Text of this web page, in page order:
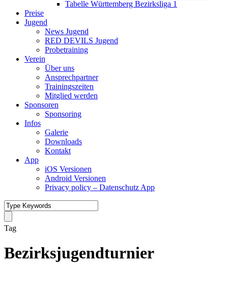
Tabelle Württemberg Bezirksliga 1
Preise
Jugend
News Jugend
RED DEVILS Jugend
Probetraining
Verein
Über uns
Ansprechpartner
Trainingszeiten
Mitglied werden
Sponsoren
Sponsoring
Infos
Galerie
Downloads
Kontakt
App
iOS Versionen
Android Versionen
Privacy policy – Datenschutz App
Tag
Bezirksjugendturnier